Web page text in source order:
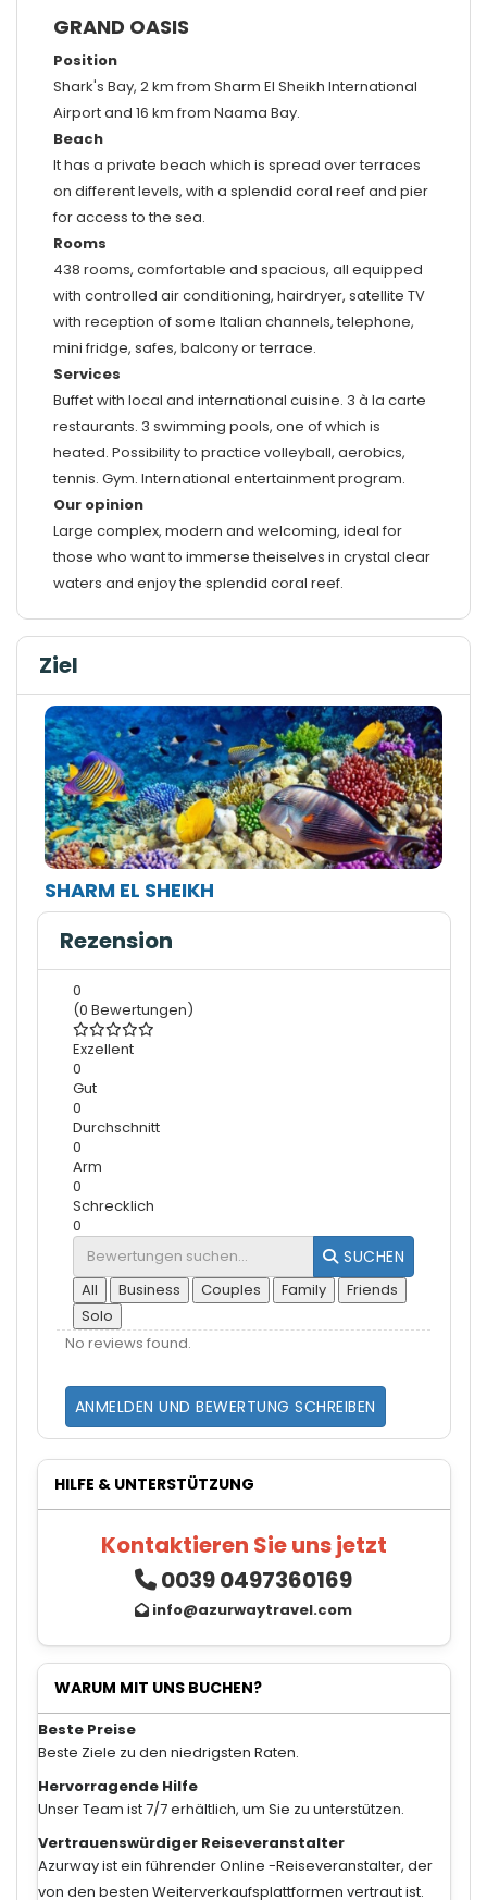
GRAND OASIS
Position
Shark's Bay, 2 km from Sharm El Sheikh International
Airport and 16 km from Naama Bay.
Beach
It has a private beach which is spread over terraces
on different levels, with a splendid coral reef and pier
for access to the sea.
Rooms
438 rooms, comfortable and spacious, all equipped
with controlled air conditioning, hairdryer, satellite TV
with reception of some Italian channels, telephone,
mini fridge, safes, balcony or terrace.
Services
Buffet with local and international cuisine. 3 à la carte
restaurants. 3 swimming pools, one of which is
heated. Possibility to practice volleyball, aerobics,
tennis. Gym. International entertainment program.
Our opinion
Large complex, modern and welcoming, ideal for
those who want to immerse theiselves in crystal clear
waters and enjoy the splendid coral reef.
Ziel
SHARM EL SHEIKH
Rezension
0
(0 Bewertungen)
Exzellent
0
Gut
0
Durchschnitt
0
Arm
0
Schrecklich
0
SUCHEN
All Business Couples Family
Friends
Solo
No reviews found.
ANMELDEN UND BEWERTUNG SCHREIBEN
HILFE & UNTERSTÜTZUNG
Kontaktieren Sie uns jetzt
0039 0497360169
info@azurwaytravel.com
WARUM MIT UNS BUCHEN?
Beste Preise
Beste Ziele zu den niedrigsten Raten.
Hervorragende Hilfe
Unser Team ist 7/7 erhältlich, um Sie zu unterstützen.
Vertrauenswürdiger Reiseveranstalter
Azurway ist ein führender Online -Reiseveranstalter, der
von den besten Weiterverkaufsplattformen vertraut ist.